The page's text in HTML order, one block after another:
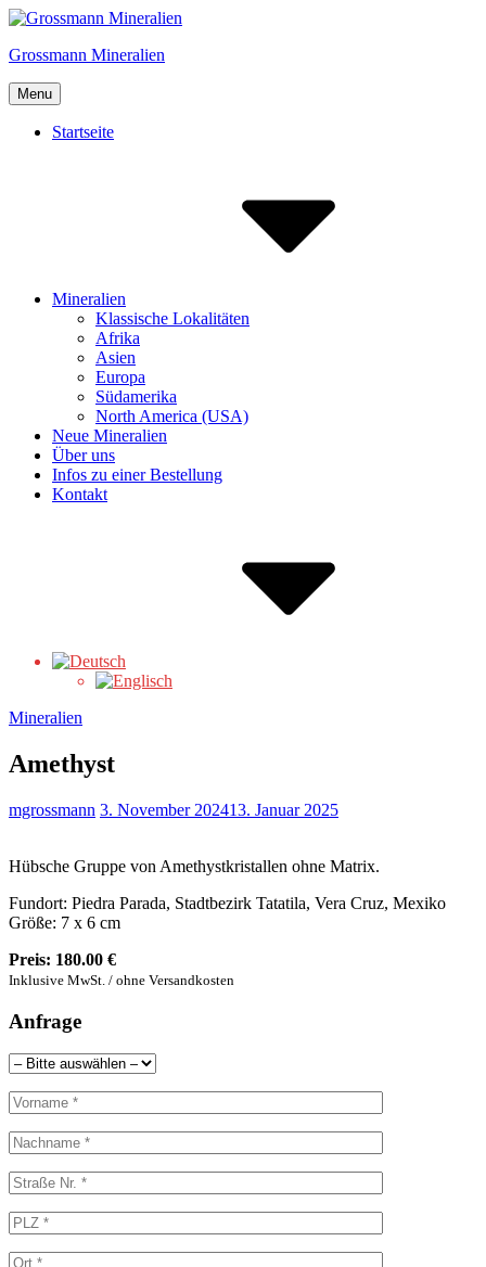
Skip
content
Grossmann Mineralien
Menu
Startseite
Mineralien
Klassische Lokalitäten
Afrika
Asien
Europa
Südamerika
North America (USA)
Neue Mineralien
Über uns
Infos zu einer Bestellung
Kontakt
Mineralien
Amethyst
mgrossmann 3. November 202413. Januar 2025
Hübsche Gruppe von Amethystkristallen ohne Matrix.
Fundort: Piedra Parada, Stadtbezirk Tatatila, Vera Cruz, Mexiko
Größe: 7 x 6 cm
Preis: 180.00 €
Inklusive MwSt. / ohne Versandkosten
Anfrage